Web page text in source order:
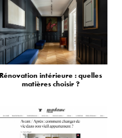
Rénovation intérieure : quelles
matières choisir ?